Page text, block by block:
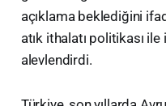
açıklama beklediğini
atık ithalatı politikası
alevlendirdi.